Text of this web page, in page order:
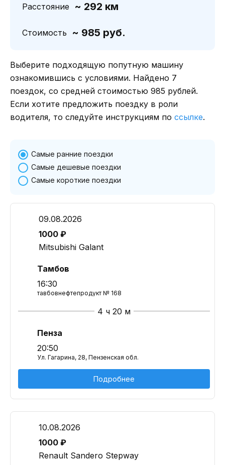
Расстояние ~ 292 км
Стоимость ~ 985 руб.
Выберите подходящую попутную машину
ознакомившись с условиями. Найдено 7
поездок, со средней стоимостью 985 рублей.
Если хотите предложить поездку в роли
водителя, то следуйте инструкциям по ссылке.
Самые ранние поездки
Самые дешевые поездки
Самые короткие поездки
09.08.2026
1000 ₽
Mitsubishi Galant
Тамбов
16:30
тавбовнефтепродукт № 168
4 ч 20 м
Пенза
20:50
Ул. Гагарина, 28, Пензенская обл.
Подробнее
10.08.2026
1000 ₽
Renault Sandero Stepway